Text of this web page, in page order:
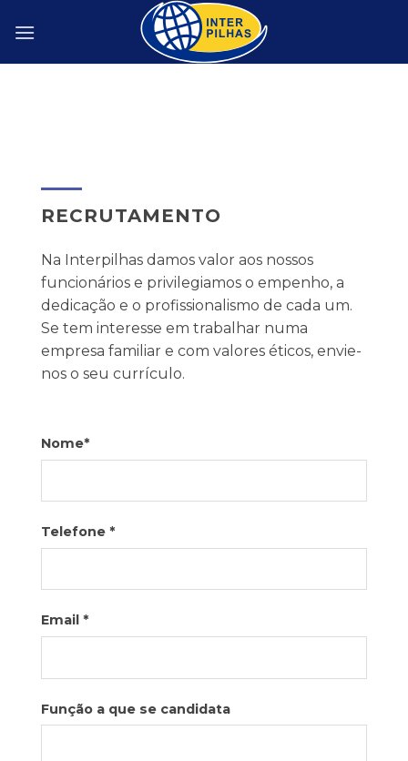
RECRUTAMENTO
Na Interpilhas damos valor aos nossos
funcionários e privilegiamos o empenho, a
dedicação e o profissionalismo de cada um.
Se tem interesse em trabalhar numa
empresa familiar e com valores éticos, envie-
nos o seu currículo.
Nome*
Telefone *
Email *
Função a que se candidata